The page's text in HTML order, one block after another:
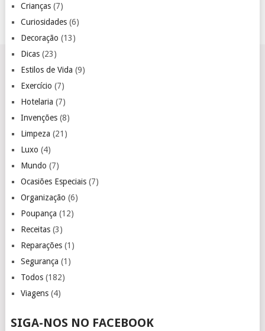
Crianças(7)
Curiosidades(6)
Decoração (13)
Dicas(23)
Estilos de Vida (9)
Exercício (7)
Hotelaria (7)
Invenções(8)
Limpeza (21)
Luxo (4)
Mundo (7)
Ocasiões Especiais(7)
Organização (6)
Poupança (12)
Receitas(3)
Reparações(1)
Segurança (1)
Todos(182)
Viagens(4)
SIGA-NOS NO FACEBOOK